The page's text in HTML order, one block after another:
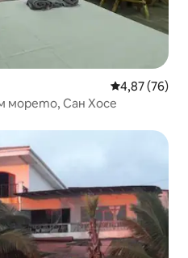
Средна
4,87 (76)
морето, Сан Хосе